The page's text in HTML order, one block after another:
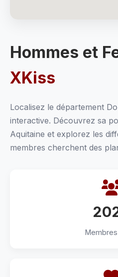
Hommes et
XKiss
Localisez le département
interactive. Découvrez sa
Aquitaine et explorez les
membres cherchent des